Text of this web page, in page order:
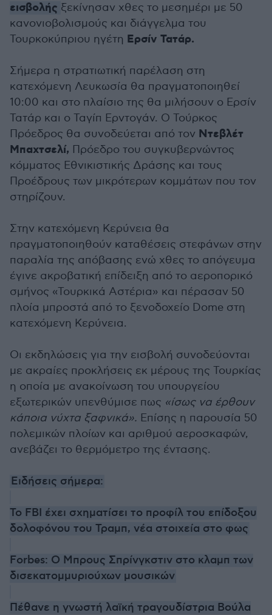
εισβολής ξεκίνησαν χθες το μεσημέρι με 50
κανονιοβολισμούς και διάγγελμα του
Τουρκοκύπριου ηγέτη Ερσίν Τατάρ.
Σήμερα η στρατιωτική παρέλαση στη
κατεχόμενη Λευκωσία θα πραγματοποιηθεί
10:00 και στο πλαίσιο της θα μιλήσουν ο Ερσίν
Τατάρ και ο Ταγίπ Ερντογάν. Ο Τούρκος
Πρόεδρος θα συνοδεύεται από τον Ντεβλέτ
Μπαχτσελί, Πρόεδρο του συγκυβερνώντος
κόμματος Εθνικιστικής Δράσης και τους
Προέδρους των μικρότερων κομμάτων που τον
στηρίζουν.
Στην κατεχόμενη Κερύνεια θα
πραγματοποιηθούν καταθέσεις στεφάνων στην
παραλία της απόβασης ενώ χθες το απόγευμα
έγινε ακροβατική επίδειξη από το αεροπορικό
σμήνος «Τουρκικά Αστέρια» και πέρασαν 50
πλοία μπροστά από το ξενοδοχείο Dome στη
κατεχόμενη Κερύνεια.
Οι εκδηλώσεις για την εισβολή συνοδεύονται
με ακραίες προκλήσεις εκ μέρους της Τουρκίας
η οποία με ανακοίνωση του υπουργείου
εξωτερικών υπενθύμισε πως «ίσως να έρθουν
κάποια νύχτα ξαφνικά». Επίσης η παρουσία 50
πολεμικών πλοίων και αριθμού αεροσκαφών,
ανεβάζει το θερμόμετρο της έντασης.
Ειδήσεις σήμερα:
Το FBI έχει σχηματίσει το προφίλ του επίδοξου
δολοφόνου του Τραμπ, νέα στοιχεία στο φως
Forbes: Ο Μπρους Σπρίνγκστιν στο κλαμπ των
δισεκατομμυριούχων μουσικών
Πέθανε η γνωστή λαϊκή τραγουδίστρια Βούλα